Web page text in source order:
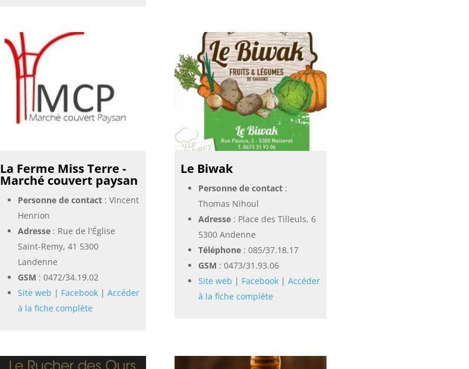
La Ferme Miss Terre -
Marché couvert paysan
Personne de contact: Vincent
Henrion
Adresse: Rue de l'Église
Saint-Remy, 41 5300
Landenne
GSM : 0472/34.19.02
Site web | Facebook| Accéder
à la fiche complète
Le Biwak
Personne de contact:
Thomas Nihoul
Adresse: Place des Tilleuls, 6
5300 Andenne
Téléphone: 085/37.18.17
GSM : 0473/31.93.06
Site web | Facebook| Accéder
à la fiche complète